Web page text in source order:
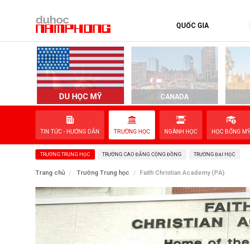
QUỐC GIA
DU HỌC MỸ CANADA
TIN TỨC - HƯỚNG DẪN TRƯỜNG HỌC NGÀNH HỌC HỌC BỔNG MỸ
TRƯỜNG TRUNG HỌC TRƯỜNG CAO ĐẲNG CỘNG ĐỒNG TRƯỜNG ĐẠI HỌC
Trang chủ Trường Trung học Faith Christian Academy (PA)
TRANG CHỦ
QUỐC GIA
EVENTS
LIÊN HỆ